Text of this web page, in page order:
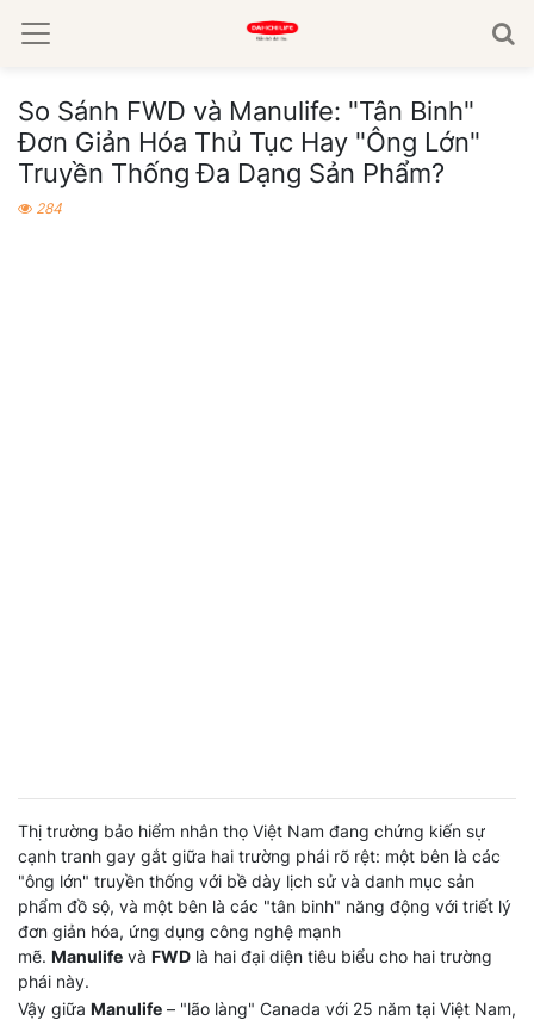
So Sánh FWD và Manulife: "Tân Binh"
Đơn Giản Hóa Thủ Tục Hay "Ông Lớn"
Truyền Thống Đa Dạng Sản Phẩm?
284
Thị trường bảo hiểm nhân thọ Việt Nam đang chứng kiến sự
cạnh tranh gay gắt giữa hai trường phái rõ rệt: một bên là các
"ông lớn" truyền thống với bề dày lịch sử và danh mục sản
phẩm đồ sộ, và một bên là các "tân binh" năng động với triết lý
đơn giản hóa, ứng dụng công nghệ mạnh
mẽ. Manulife và FWD là hai đại diện tiêu biểu cho hai trường
phái này.
Vậy giữa Manulife – "lão làng" Canada với 25 năm tại Việt Nam,